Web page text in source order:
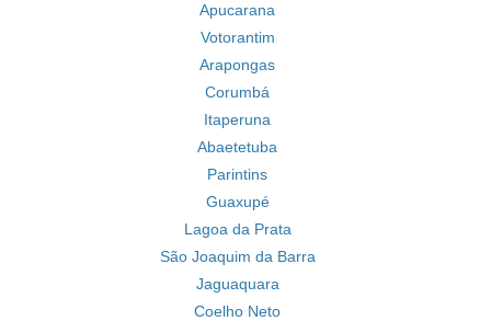
Apucarana
Votorantim
Arapongas
Corumbá
Itaperuna
Abaetetuba
Parintins
Guaxupé
Lagoa da Prata
São Joaquim da Barra
Jaguaquara
Coelho Neto